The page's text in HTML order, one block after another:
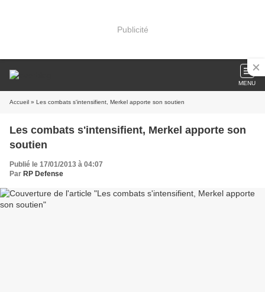
Publicité
MENU
Accueil » Les combats s'intensifient, Merkel apporte son soutien
Les combats s'intensifient, Merkel apporte son
soutien
Publié le 17/01/2013 à 04:07
Par RP Defense